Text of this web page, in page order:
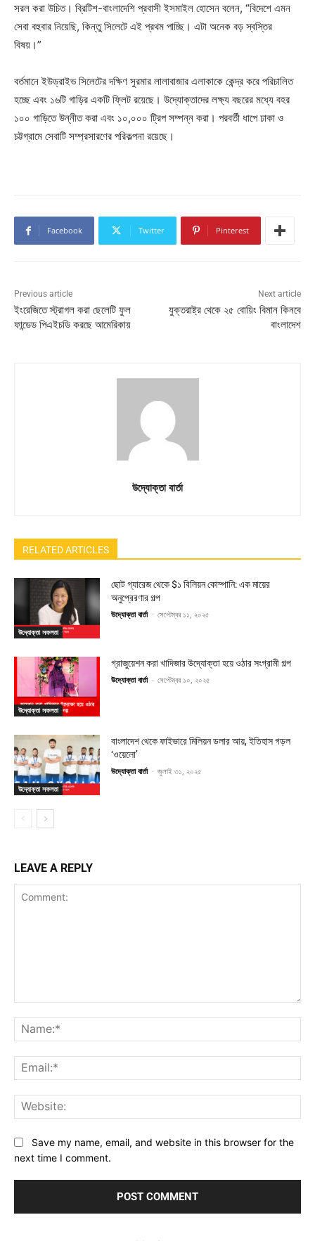
সরল করা উচিত। ব্রিটিশ-বাংলাদেশি প্রবাসী ইসমাইল হোসেন বলেন, “বিদেশে এমন
সেবা বহুবার নিয়েছি, কিন্তু সিলেটে এই প্রথম পাচ্ছি। এটা অনেক বড় স্বস্তির
বিষয়।”
বর্তমানে ইউড্রাইভ সিলেটের দক্ষিণ সুরমার লালাবাজার এলাকাকে কেন্দ্র করে পরিচালিত
হচ্ছে এবং ১৬টি গাড়ির একটি ফ্লিট রয়েছে। উদ্যোক্তাদের লক্ষ্য বছরের মধ্যে বহর
১০০ গাড়িতে উন্নীত করা এবং ১০,০০০ ট্রিপ সম্পন্ন করা। পরবর্তী ধাপে ঢাকা ও
চট্টগ্রামে সেবাটি সম্প্রসারণের পরিকল্পনা রয়েছে।
Facebook Twitter Pinterest
Previous article
ইংরেজিতে স্ট্রাগল করা ছেলেটি ফুল
ফান্ডেড পিএইচডি করছে আমেরিকায়
Next article
যুক্তরাষ্ট্র থেকে ২৫ বোয়িং বিমান কিনবে
বাংলাদেশ
উদ্যোক্তা বার্তা
RELATED ARTICLES
উদ্যোক্তা সফলতা
ছোট গ্যারেজ থেকে $১ বিলিয়ন কোম্পানি: এক মায়ের
অনুপ্রেরণার গল্প
উদ্যোক্তা বার্তা - সেপ্টেম্বর ১১, ২০২৫
উদ্যোক্তা সফলতা
গ্রাজুয়েশন করা খাদিজার উদ্যোক্তা হয়ে ওঠার সংগ্রামী গল্প
উদ্যোক্তা বার্তা - সেপ্টেম্বর ১০, ২০২৫
উদ্যোক্তা সফলতা
বাংলাদেশ থেকে ফাইভারে মিলিয়ন ডলার আয়, ইতিহাস গড়ল
‘ওয়েলো’
উদ্যোক্তা বার্তা - জুলাই ৩১, ২০২৫
LEAVE A REPLY
Save my name, email, and website in this browser for the
next time I comment.